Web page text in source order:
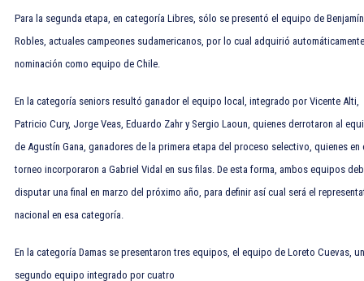
Para la segunda etapa, en categoría Libres, sólo se presentó el equipo de Benjamín
Robles, actuales campeones sudamericanos, por lo cual adquirió
nominación como equipo de Chile.
En la categoría seniors resultó ganador el equipo local, integrado por Vicente Alti,
Patricio Cury, Jorge Veas, Eduardo Zahr y Sergio Laoun, quienes derrotaron al
de Agustín Gana, ganadores de la primera etapa del proceso selectivo, quienes en
torneo incorporaron a Gabriel Vidal en sus filas. De esta forma, ambos equipos
disputar una final en marzo del próximo año, para definir así cual será el
nacional en esa categoría.
En la categoría Damas se presentaron tres equipos, el equipo de Loreto Cuevas, un
segundo equipo integrado por cuatro